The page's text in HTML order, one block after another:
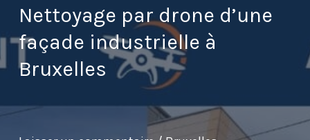
bardage
industriel
à
Bruxelles
Nettoyage par drone d’une
façade industrielle à
Bruxelles